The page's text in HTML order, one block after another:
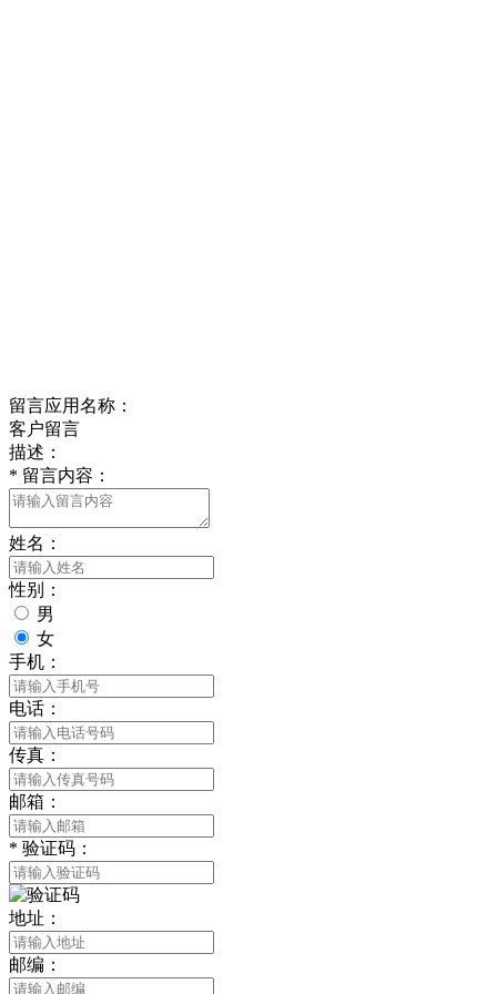
留言应用名称：
客户留言
描述：
* 留言内容：
姓名：
性别：
男
女
手机：
电话：
传真：
邮箱：
* 验证码：
地址：
邮编：